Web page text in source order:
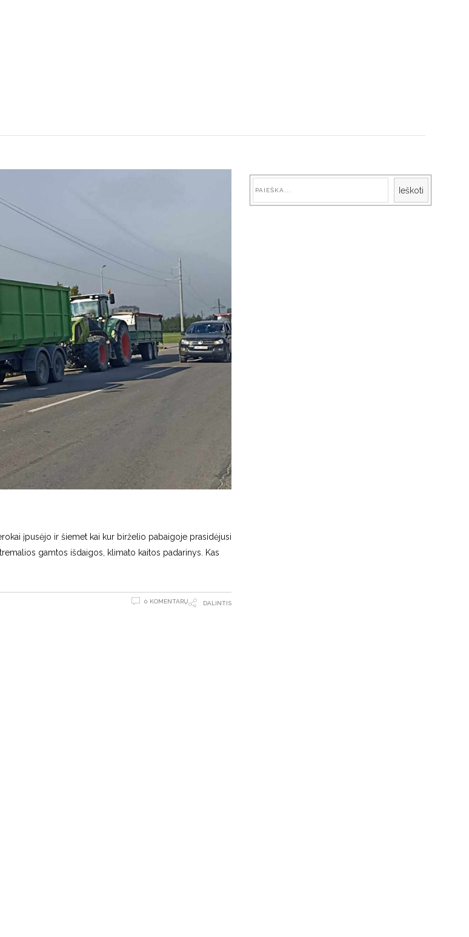
įpusėjo ir šiemet kai kur birželio pabaigoje prasidėjusi
gamtos išdaigos, klimato kaitos padarinys. Kas
0 KOMENTARŲ DALINTIS
Ieškoti